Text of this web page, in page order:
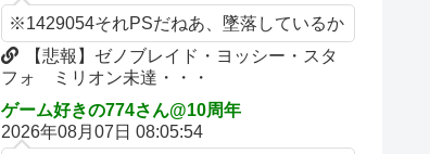
※1429054それPSだねあ、墜落しているか
【悲報】ゼノブレイド・ヨッシー・スタ
フォ ミリオン未達・・・
ゲーム好きの774さん@10周年
2026年08月07日 08:05:54